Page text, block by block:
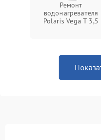
Ремонт
водонагревателя
Polaris Vega T 3,5